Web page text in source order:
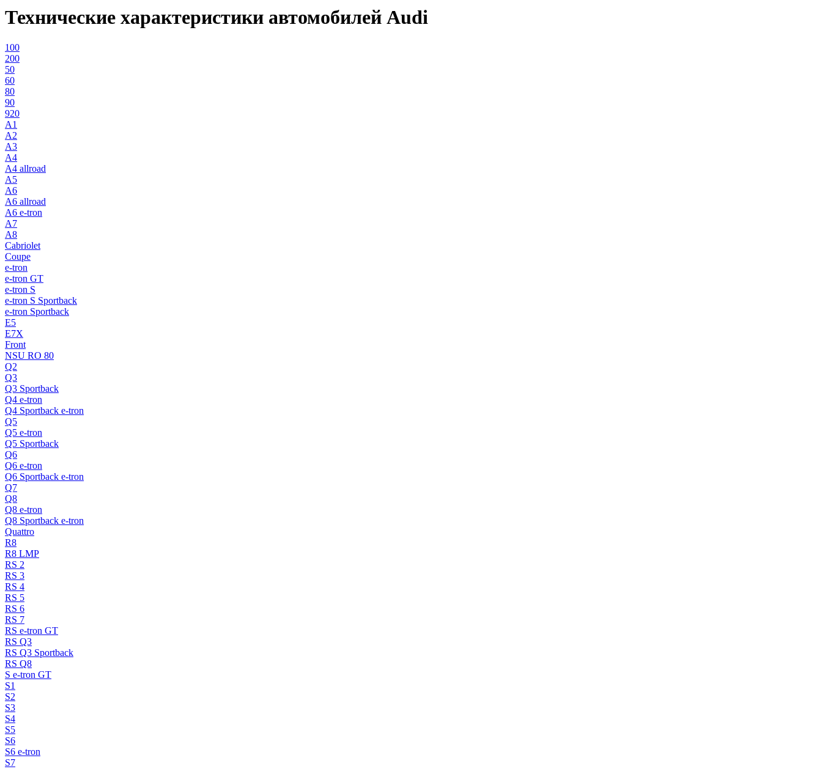
Технические характеристики автомобилей Audi
100
200
50
60
80
90
920
A1
A2
A3
A4
A4 allroad
A5
A6
A6 allroad
A6 e-tron
A7
A8
Cabriolet
Coupe
e-tron
e-tron GT
e-tron S
e-tron S Sportback
e-tron Sportback
E5
E7X
Front
NSU RO 80
Q2
Q3
Q3 Sportback
Q4 e-tron
Q4 Sportback e-tron
Q5
Q5 e-tron
Q5 Sportback
Q6
Q6 e-tron
Q6 Sportback e-tron
Q7
Q8
Q8 e-tron
Q8 Sportback e-tron
Quattro
R8
R8 LMP
RS 2
RS 3
RS 4
RS 5
RS 6
RS 7
RS e-tron GT
RS Q3
RS Q3 Sportback
RS Q8
S e-tron GT
S1
S2
S3
S4
S5
S6
S6 e-tron
S7